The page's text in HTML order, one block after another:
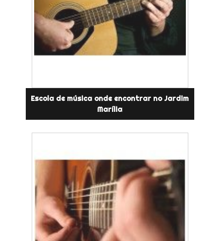
Escola de música onde encontrar no Jardim
Marília